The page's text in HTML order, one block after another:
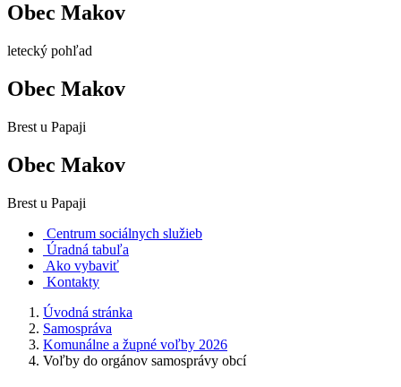
Obec Makov
letecký pohľad
Obec Makov
Brest u Papaji
Obec Makov
Brest u Papaji
Centrum sociálnych služieb
Úradná tabuľa
Ako vybaviť
Kontakty
Úvodná stránka
Samospráva
Komunálne a župné voľby 2026
Voľby do orgánov samosprávy obcí